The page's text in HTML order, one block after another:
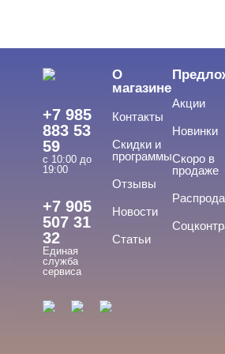
База
База жесткая
+7 985
883 53
59
с 10:00 до
19:00
+7 905
507 31
32
Единая
служба
сервиса
О
магазине
Контакты
Скидки и
программы
Отзывы
Новости
Статьи
Акции
Новинки
Скоро в
продаже